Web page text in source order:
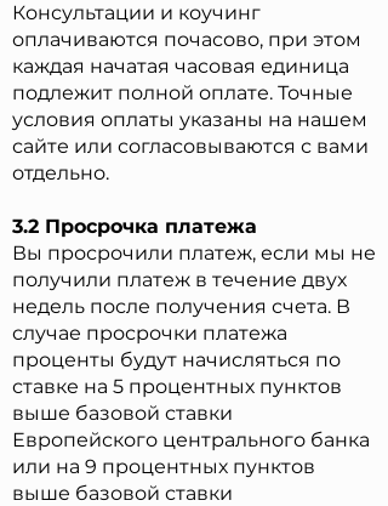
Консультации и коучинг
оплачиваются почасово, при этом
каждая начатая часовая единица
подлежит полной оплате. Точные
условия оплаты указаны на нашем
сайте или согласовываются с вами
отдельно.
3.2 Просрочка платежа
Вы просрочили платеж, если мы не
получили платеж в течение двух
недель после получения счета. В
случае просрочки платежа
проценты будут начисляться по
ставке на 5 процентных пунктов
выше базовой ставки
Европейского центрального банка
или на 9 процентных пунктов
выше базовой ставки